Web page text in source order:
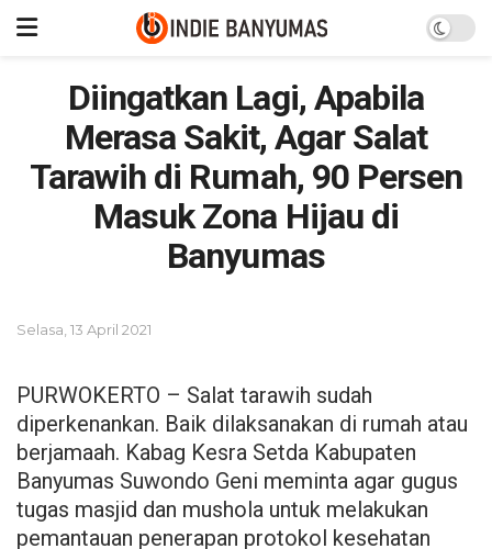
Diingatkan Lagi, Apabila
Merasa Sakit, Agar Salat
Tarawih di Rumah, 90 Persen
Masuk Zona Hijau di
Banyumas
Selasa, 13 April 2021
PURWOKERTO – Salat tarawih sudah
diperkenankan. Baik dilaksanakan di rumah atau
berjamaah. Kabag Kesra Setda Kabupaten
Banyumas Suwondo Geni meminta agar gugus
tugas masjid dan mushola untuk melakukan
pemantauan penerapan protokol kesehatan